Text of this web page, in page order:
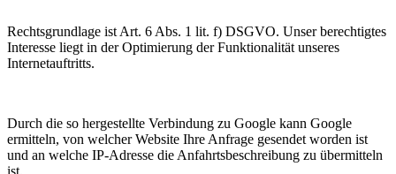
Rechtsgrundlage ist Art. 6 Abs. 1 lit. f) DSGVO. Unser berechtigtes
Interesse liegt in der Optimierung der Funktionalität unseres
Internetauftritts.
Durch die so hergestellte Verbindung zu Google kann Google
ermitteln, von welcher Website Ihre Anfrage gesendet worden ist
und an welche IP-Adresse die Anfahrtsbeschreibung zu übermitteln